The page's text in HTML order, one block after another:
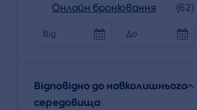
Онлайн бронювання (62)
Від До
Відповідно до навколишнього
середовища